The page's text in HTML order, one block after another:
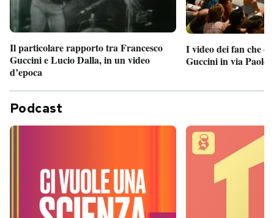
Il particolare rapporto tra Francesco
Guccini e Lucio Dalla, in un video
d’epoca
I video dei fan che
Guccini in via Paolo
Podcast